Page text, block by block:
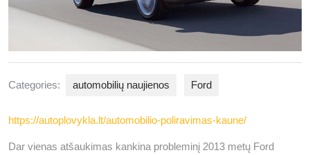
Categories: automobilių naujienos Ford
https://autoplovykla.lt/automobilio-poliravimas-kaune/
Dar vienas atšaukimas kankina probleminį 2013 metų Ford